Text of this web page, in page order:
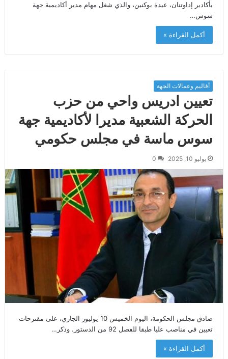
بأكادير إداوتنان، عيدة بوكنين، والذي شغل مهام مدير أكاديمية جهة
سوس…
أكمل القراءة »
أقاليم وعمالات الجهة
تعيين ادريس واحي من حزب
الحركة الشعبية مديرا لأكاديمية جهة
سوس ماسة في مجلس حكومي
يوليو 10, 2025 0
صادق مجلس الحكومة، اليوم الخميس 10 يوليوز الجاري، على مقترحات
تعيين في مناصب عليا طبقا للفصل 92 من الدستور. وذكر…
أكمل القراءة »